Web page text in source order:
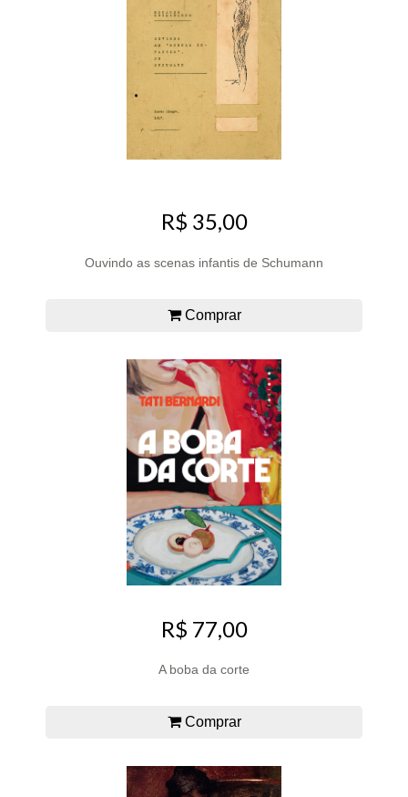
R$ 35,00
Ouvindo as scenas infantis de Schumann
Comprar
R$ 77,00
A boba da corte
Comprar